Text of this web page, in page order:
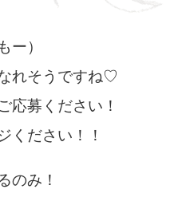
ー）
れそうですね♡
応募ください！
ください！！
のみ！